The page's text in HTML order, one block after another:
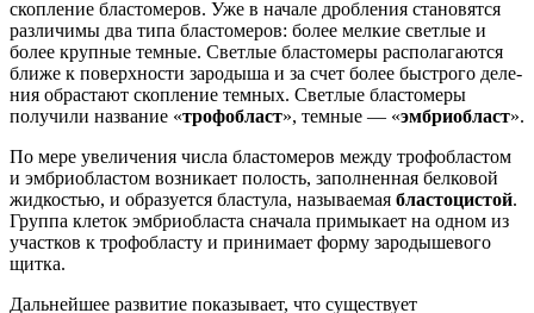
скопление бластомеров. Уже в начале дробления становятся
различимы два типа бластомеров: более мел­кие светлые и
более крупные темные. Светлые бластомеры распола­гаются
ближе к поверхности зародыша и за счет более быстрого деле­
ния обрастают скопление темных. Светлые бластомеры
получили на­звание «трофобласт», темные — «эмбриобласт».
По мере увеличения числа бластомеров между трофобластом
и эмбриобластом возникает полость, заполненная белковой
жидкостью, и образуется бластула, называемая бластоцистой.
Группа клеток эмбриобласта сначала примыкает на одном из
участков к трофобласту и принимает форму зародышевого
щитка.
Дальнейшее развитие показывает, что существует